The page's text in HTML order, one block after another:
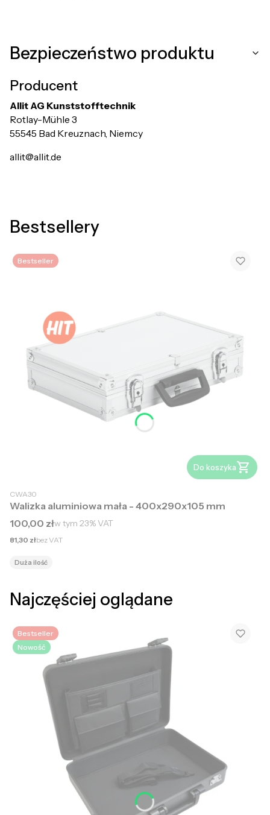
Bezpieczeństwo produktu
Producent
Allit AG Kunststofftechnik
Rotlay-Mühle 3
55545 Bad Kreuznach, Niemcy
allit@allit.de
Bestsellery
Bestseller
Do koszyka
CWA30
Walizka aluminiowa mała - 400x290x105 mm
Cena brutto
100,00 złw tym 23%VAT
Cena netto
81,30 złbez VAT
Duża ilość
Najczęściej oglądane
Bestseller
Nowość